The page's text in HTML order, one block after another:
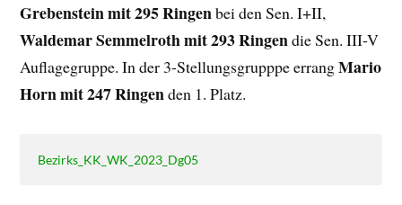
Grebenstein mit 295 Ringenbei den Sen. I+II,
Waldemar Semmelroth mit 293 Ringendie Sen. III-V
Auflagegruppe. In der 3-Stellungsgrupppe errangMario
Horn mit 247 Ringenden 1. Platz.
Bezirks_KK_WK_2023_Dg05